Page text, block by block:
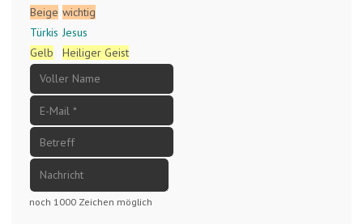
Beige wichtig
Türkis Jesus
Gelb
Heiliger Geist
noch 1000 Zeichen möglich